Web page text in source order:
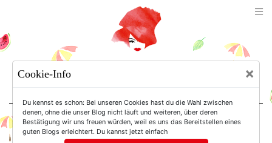
For Women. Not Girls.
Cookie-Info ×
Du kennst es schon: Bei unseren Cookies hast du die Wahl zwischen
denen, ohne die unser Blog nicht läuft und weiteren, über deren
Bestätigung wir uns freuen würden, weil es uns das Bereitstellen eines
guten Blogs erleichtert. Du kannst jetzt einfach